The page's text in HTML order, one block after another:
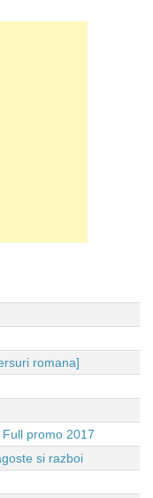
romana]
promo 2017
si razboi